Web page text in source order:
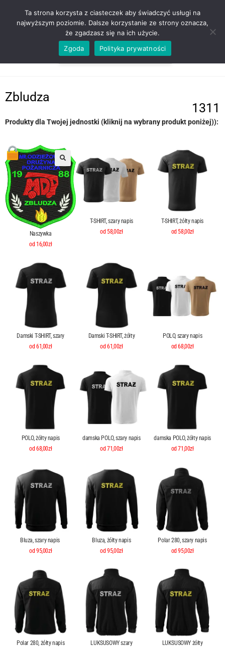
ZADZWOŃ TEL. 600 352 938
Zbludza
1311
Produkty dla Twojej jednostki (kliknij na wybrany produkt poniżej)):
Naszywka
od 16,00zł
T-SHIRT, szary napis
od 58,00zł
T-SHIRT, żółty napis
od 58,00zł
Damski T-SHIRT, szary
od 61,00zł
Damski T-SHIRT, żółty
od 61,00zł
POLO, szary napis
od 68,00zł
POLO, żółty napis
od 68,00zł
damska POLO, szary napis
od 71,00zł
damska POLO, żółty napis
od 71,00zł
Bluza, szary napis
od 95,00zł
Bluza, żółty napis
od 95,00zł
Polar 280, szary napis
od 95,00zł
Polar 280, żółty napis
LUKSUSOWY szary
LUKSUSOWY żółty
Ta strona korzysta z ciasteczek aby świadczyć usługi na
najwyższym poziomie. Dalsze korzystanie ze strony oznacza,
że zgadzasz się na ich użycie.
Zgoda
Polityka prywatności